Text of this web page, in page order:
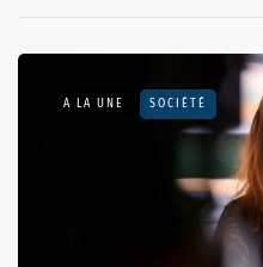
A LA UNE SOCIÉTÉ